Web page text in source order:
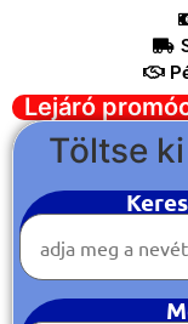
Lejáró
Töltse